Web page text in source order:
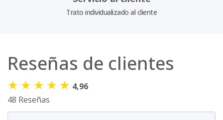
Trato individualizado al cliente
Reseñas de clientes
★ ★ ★ ★ ★ 4,96
48 Reseñas